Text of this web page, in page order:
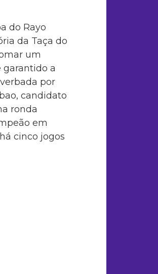
do Rayo
da Taça do
um
garantido a
por
candidato
ronda
em
cinco jogos